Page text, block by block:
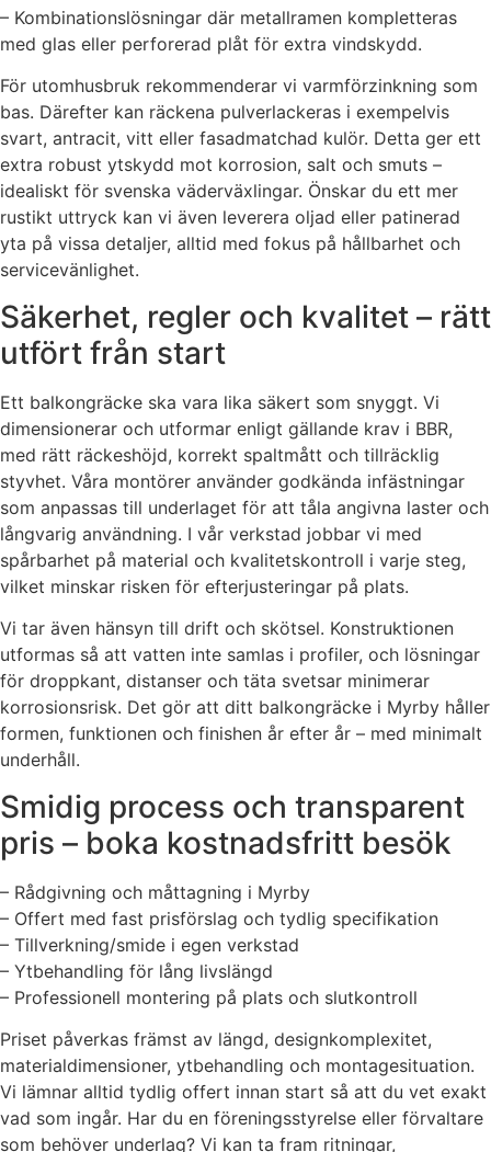
– Kombinationslösningar där metallramen kompletteras
med glas eller perforerad plåt för extra vindskydd.
För utomhusbruk rekommenderar vi varmförzinkning som
bas. Därefter kan räckena pulverlackeras i exempelvis
svart, antracit, vitt eller fasadmatchad kulör. Detta ger ett
extra robust ytskydd mot korrosion, salt och smuts –
idealiskt för svenska väderväxlingar. Önskar du ett mer
rustikt uttryck kan vi även leverera oljad eller patinerad
yta på vissa detaljer, alltid med fokus på hållbarhet och
servicevänlighet.
Säkerhet, regler och kvalitet – rätt
utfört från start
Ett balkongräcke ska vara lika säkert som snyggt. Vi
dimensionerar och utformar enligt gällande krav i BBR,
med rätt räckeshöjd, korrekt spaltmått och tillräcklig
styvhet. Våra montörer använder godkända infästningar
som anpassas till underlaget för att tåla angivna laster och
långvarig användning. I vår verkstad jobbar vi med
spårbarhet på material och kvalitetskontroll i varje steg,
vilket minskar risken för efterjusteringar på plats.
Vi tar även hänsyn till drift och skötsel. Konstruktionen
utformas så att vatten inte samlas i profiler, och lösningar
för droppkant, distanser och täta svetsar minimerar
korrosionsrisk. Det gör att ditt balkongräcke i Myrby håller
formen, funktionen och finishen år efter år – med minimalt
underhåll.
Smidig process och transparent
pris – boka kostnadsfritt besök
– Rådgivning och måttagning i Myrby
– Offert med fast prisförslag och tydlig specifikation
– Tillverkning/smide i egen verkstad
– Ytbehandling för lång livslängd
– Professionell montering på plats och slutkontroll
Priset påverkas främst av längd, designkomplexitet,
materialdimensioner, ytbehandling och montagesituation.
Vi lämnar alltid tydlig offert innan start så att du vet exakt
vad som ingår. Har du en föreningsstyrelse eller förvaltare
som behöver underlag? Vi kan ta fram ritningar,